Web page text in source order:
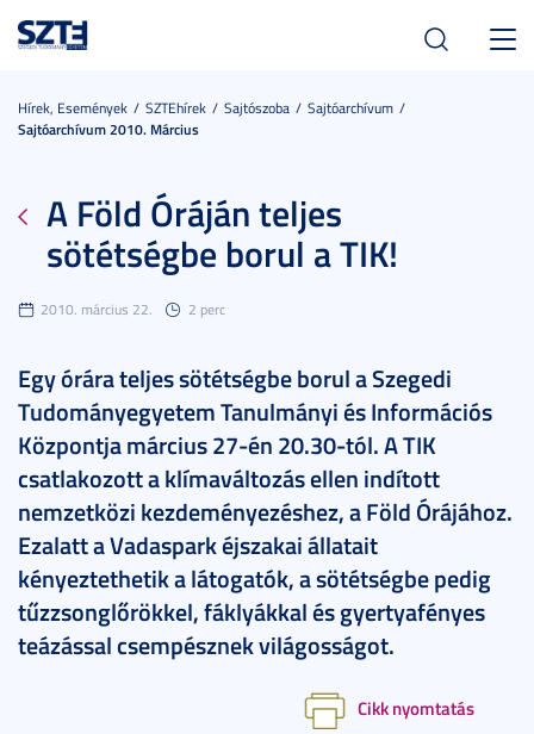
Hírek, Események SZTEhírek Sajtószoba
Sajtóarchívum
Sajtóarchívum 2010. Március
A Föld Óráján teljes
sötétségbe borul a TIK!
2010. március 22. 2 perc
Egy órára teljes sötétségbe borul a Szegedi
Tudományegyetem Tanulmányi és Információs
Központja március 27-én 20.30-tól. A TIK
csatlakozott a klímaváltozás ellen indított
nemzetközi kezdeményezéshez, a Föld Órájához.
Ezalatt a Vadaspark éjszakai állatait
kényeztethetik a látogatók, a sötétségbe pedig
tűzzsonglőrökkel, fáklyákkal és gyertyafényes
teázással csempésznek világosságot.
Cikk nyomtatás